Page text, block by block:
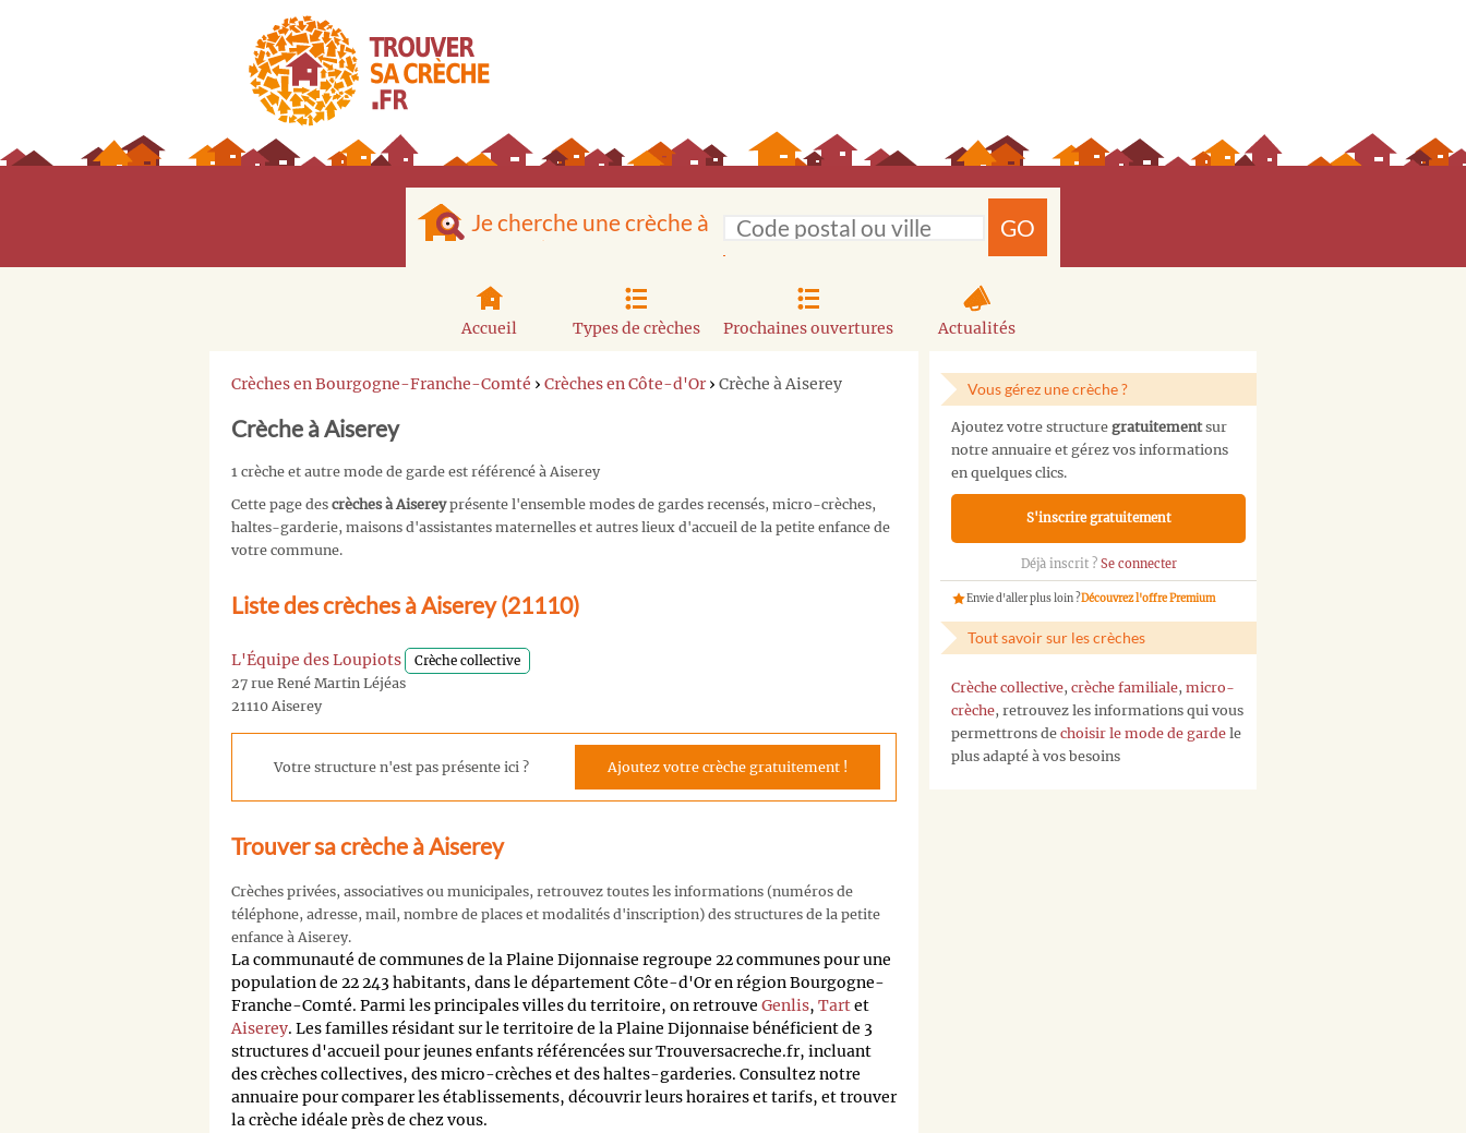
Je cherche une crèche à GO
Accueil Types de crèches Prochaines ouvertures Actualités
Crèches en Bourgogne-Franche-Comté › Crèches en Côte-d'Or › Crèche à Aiserey
Crèche à Aiserey
1 crèche et autre mode de garde est référencé à Aiserey
Cette page des crèches à Aisereyprésente l'ensemble modes de gardes recensés, micro-crèches,
haltes-garderie, maisons d'assistantes maternelles et autres lieux d'accueil de la petite enfance de
votre commune.
Liste des crèches à Aiserey (21110)
L'Équipe des Loupiots Crèche collective
27 rue René Martin Léjéas
21110 Aiserey
Votre structure n'est pas présente ici ? Ajoutez votre crèche gratuitement !
Trouver sa crèche à Aiserey
Crèches privées, associatives ou municipales, retrouvez toutes les informations (numéros de
téléphone, adresse, mail, nombre de places et modalités d'inscription) des structures de la petite
enfance à Aiserey.
La communauté de communes de la Plaine Dijonnaise regroupe 22 communes pour une
population de 22 243 habitants, dans le département Côte-d'Or en région Bourgogne-
Franche-Comté. Parmi les principales villes du territoire, on retrouve Genlis, Tartet
Aiserey. Les familles résidant sur le territoire de la Plaine Dijonnaise bénéficient de 3
structures d'accueil pour jeunes enfants référencées sur Trouversacreche.fr, incluant
des crèches collectives, des micro-crèches et des haltes-garderies. Consultez notre
annuaire pour comparer les établissements, découvrir leurs horaires et tarifs, et trouver
la crèche idéale près de chez vous.
Vous gérez une crèche ?
Ajoutez votre structure gratuitementsur
notre annuaire et gérez vos informations
en quelques clics.
S'inscrire gratuitement
Déjà inscrit ? Se connecter
Envie d'aller plus loin ?Découvrez l'offre Premium
Tout savoir sur les crèches
Crèche collective, crèche familiale, micro-
crèche, retrouvez les informations qui vous
permettrons de choisir le mode de garde le
plus adapté à vos besoins